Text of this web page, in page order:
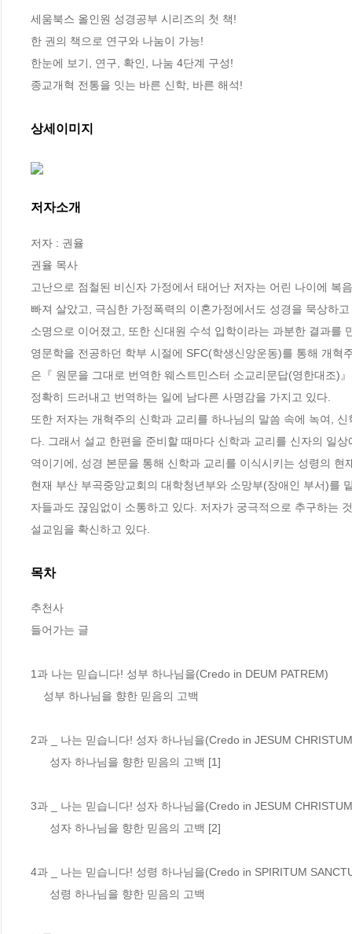
세움북스 올인원 성경공부 시리즈의 첫 책!
한 권의 책으로 연구와 나눔이 가능!
한눈에 보기, 연구, 확인, 나눔 4단계 구성!
종교개혁 전통을 잇는 바른 신학, 바른 해석!
상세이미지
저자소개
저자 : 권율
권율 목사
고난으로 점철된 비신자 가정에서 태어난 저자는 어린 나이에 복
빠져 살았고, 극심한 가정폭력의 이혼가정에서도 성경을 묵상하
소명으로 이어졌고, 또한 신대원 수석 입학이라는 과분한 결과를
영문학을 전공하던 학부 시절에 SFC(학생신앙운동)를 통해 개
은『 원문을 그대로 번역한 웨스트민스터 소교리문답(영한대조)
정확히 드러내고 번역하는 일에 남다른 사명감을 가지고 있다.
또한 저자는 개혁주의 신학과 교리를 하나님의 말씀 속에 녹여,
다. 그래서 설교 한편을 준비할 때마다 신학과 교리를 신자의 일
역이기에, 성경 본문을 통해 신학과 교리를 이식시키는 성령의
현재 부산 부곡중앙교회의 대학청년부와 소망부(장애인 부서)를
자들과도 끊임없이 소통하고 있다. 저자가 궁극적으로 추구하는
설교임을 확신하고 있다.
목차
추천사
들어가는 글
1과 나는 믿습니다! 성부 하나님을(Credo in DEUM PATREM)
2과 _ 나는 믿습니다! 성자 하나님을(Credo in JESUM
3과 _ 나는 믿습니다! 성자 하나님을(Credo in JESUM
4과 _ 나는 믿습니다! 성령 하나님을(Credo in SPIRITUM